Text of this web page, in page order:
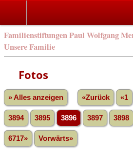
Familienstiftungen Paul Wolfgang
Unsere Familie
Fotos
» Alles anzeigen «Zurück «1
3894 3895 3896 3897 3898
6717» Vorwärts»